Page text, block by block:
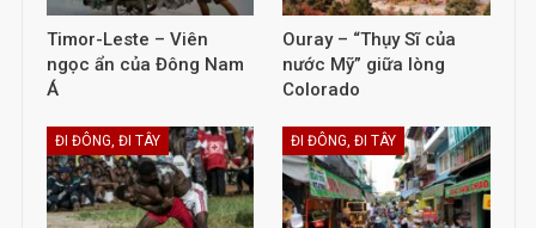
Timor-Leste – Viên
ngọc ẩn của Đông Nam
Á
Ouray – “Thụy Sĩ của
nước Mỹ” giữa lòng
Colorado
ĐI ĐÔNG, ĐI TÂY ĐI ĐÔNG, ĐI TÂY